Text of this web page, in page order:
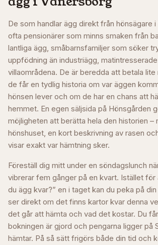
De som handlar ägg direkt från hönsägare
ofta pensionärer som minns smaken från
lantliga ägg, småbarnsfamiljer som söker
uppfödning än industriägg,
villaområdena. De är beredda att betala
de får en tydlig historia om var äggen
hönsen lever och om de har en chans att
hemmet. En egen säljsida på Hönsgården
möjligheten att berätta hela den historien –
hönshuset, en kort beskrivning av rasen
visar exakt var hämtning sker.
Föreställ dig mitt under en söndagslunch
vibrerar fem gånger på en kvart. Istället för
du ägg kvar?” en i taget kan du peka på
ser direkt om det finns kartor kvar denna
det går att hämta och vad det kostar. Du
bokningen är gjord och pengarna ligger på
hämtar. På så sätt frigörs både din tid och